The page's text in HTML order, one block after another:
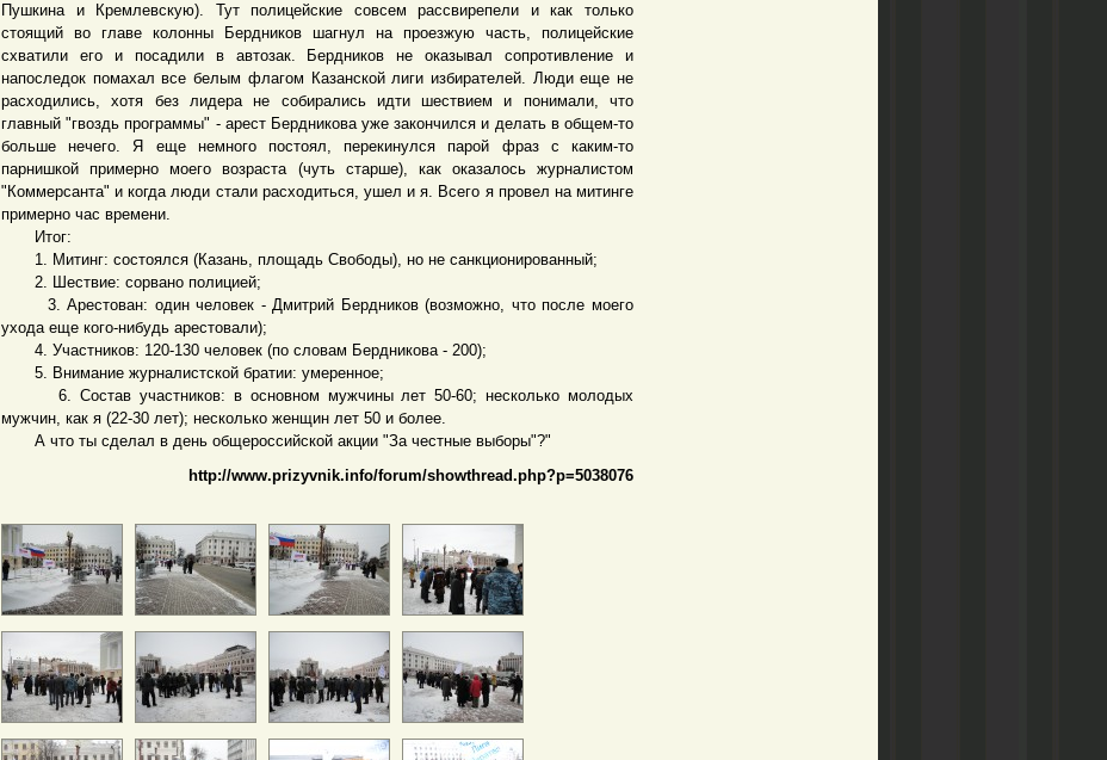
Пушкина и Кремлевскую). Тут полицейские совсем рассвирепели и как только
стоящий во главе колонны Бердников шагнул на проезжую часть, полицейские
схватили его и посадили в автозак. Бердников не оказывал сопротивление и
напоследок помахал все белым флагом Казанской лиги избирателей. Люди еще не
расходились, хотя без лидера не собирались идти шествием и понимали, что
главный "гвоздь программы" - арест Бердникова уже закончился и делать в общем-то
больше нечего. Я еще немного постоял, перекинулся парой фраз с каким-то
парнишкой примерно моего возраста (чуть старше), как оказалось журналистом
"Коммерсанта" и когда люди стали расходиться, ушел и я. Всего я провел на митинге
примерно час времени.
Итог:
1. Митинг: состоялся (Казань, площадь Свободы), но не санкционированный;
2. Шествие: сорвано полицией;
3. Арестован: один человек - Дмитрий Бердников (возможно, что после моего
ухода еще кого-нибудь арестовали);
4. Участников: 120-130 человек (по словам Бердникова - 200);
5. Внимание журналистской братии: умеренное;
6. Состав участников: в основном мужчины лет 50-60; несколько молодых
мужчин, как я (22-30 лет); несколько женщин лет 50 и более.
А что ты сделал в день общероссийской акции "За честные выборы"?"
http://www.prizyvnik.info/forum/showthread.php?p=5038076